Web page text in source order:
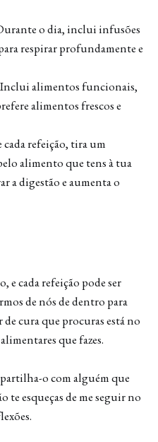
o dia, inclui infusões
respirar profundamente e
alimentos funcionais,
alimentos frescos e
cada refeição, tira um
alimento que tens à tua
a digestão e aumenta o
e cada refeição pode ser
de nós de dentro para
cura que procuras está no
que fazes.
o com alguém que
te esqueças de me seguir no